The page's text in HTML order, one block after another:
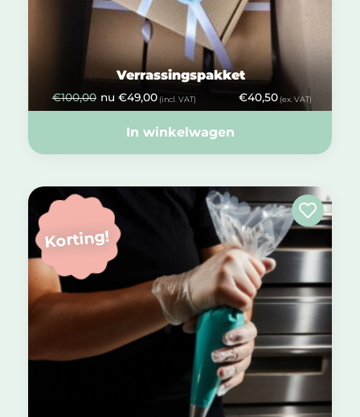
Verrassingspakket
€100,00 nu €49,00(incl. VAT) €40,50 (ex. VAT)
In winkelwagen
Korting!